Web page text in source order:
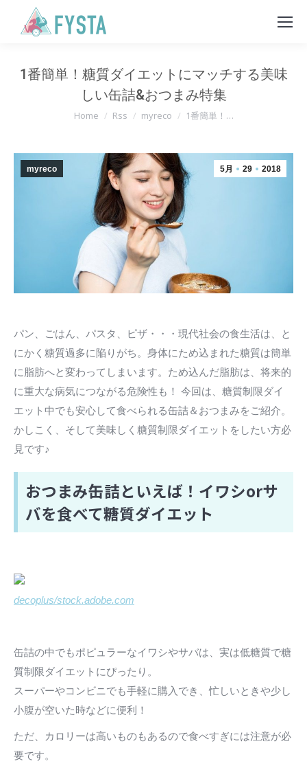
1番簡単！糖質ダイエットにマッチする美味
しい缶詰&おつまみ特集
You are here:
Home Rss myreco 1番簡単！…
5月 29 2018
myreco
パン、ごはん、パスタ、ピザ・・・現代社会の食生活は、と
にかく糖質過多に陥りがち。身体にため込まれた糖質は簡単
に脂肪へと変わってしまいます。ため込んだ脂肪は、将来的
に重大な病気につながる危険性も！ 今回は、糖質制限ダイ
エット中でも安心して食べられる缶詰＆おつまみをご紹介。
かしこく、そして美味しく糖質制限ダイエットをしたい方必
見です♪
おつまみ缶詰といえば！イワシorサ
バを食べて糖質ダイエット
decoplus/stock.adobe.com
缶詰の中でもポピュラーなイワシやサバは、実は低糖質で糖
質制限ダイエットにぴったり。
スーパーやコンビニでも手軽に購入でき、忙しいときや少し
小腹が空いた時などに便利！
ただ、カロリーは高いものもあるので食べすぎには注意が必
要です。